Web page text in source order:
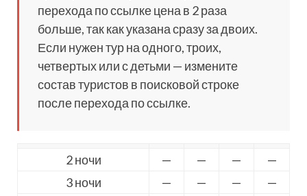
перехода по ссылке цена в 2 раза
больше, так как указана сразу за двоих.
Если нужен тур на одного, троих,
четвертых или с детьми — измените
состав туристов в поисковой строке
после перехода по ссылке.
2 ночи — — —
—
3 ночи
— — —
—